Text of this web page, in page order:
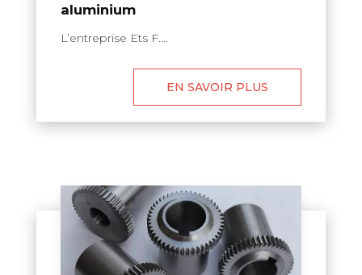
aluminium
L’entreprise Ets F....
EN SAVOIR PLUS